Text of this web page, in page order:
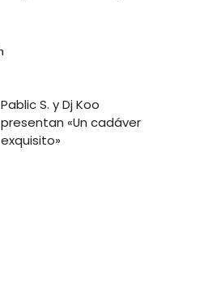
Pablic S. y Dj Koo
presentan «Un cadáver
exquisito»